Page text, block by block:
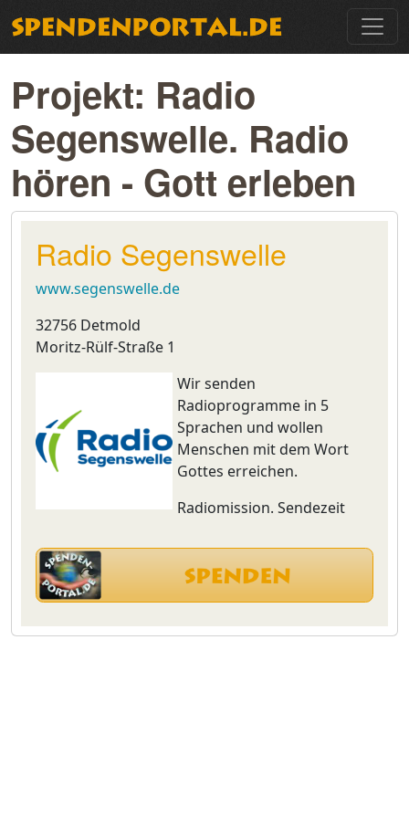
Projekt: Radio
Segenswelle. Radio
hören - Gott erleben
Radio Segenswelle
www.segenswelle.de
32756 Detmold
Moritz-Rülf-Straße 1
Wir senden
Radioprogramme in 5
Sprachen und wollen
Menschen mit dem Wort
Gottes erreichen.
Radiomission. Sendezeit